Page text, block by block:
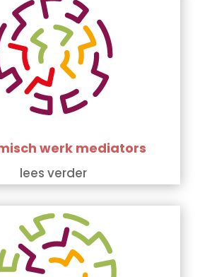
werk mediators
lees verder